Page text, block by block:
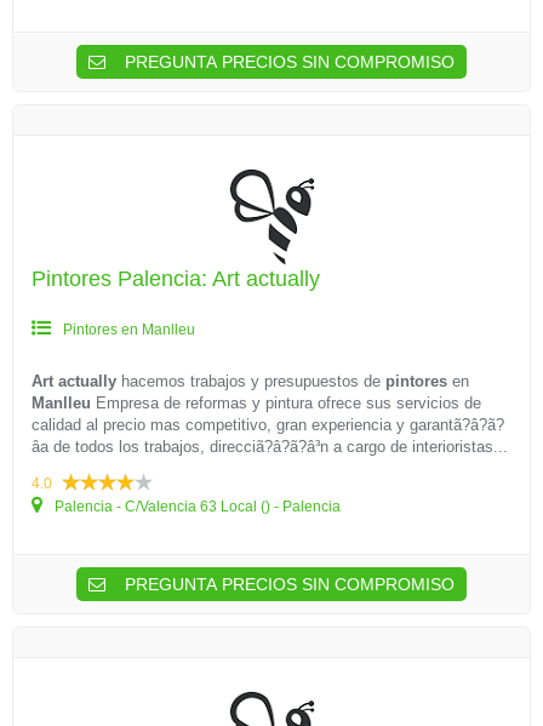
PREGUNTA PRECIOS SIN COMPROMISO
Pintores Palencia: Art actually
Pintores en Manlleu
Art actually hacemos trabajos y presupuestos de pintores en
Manlleu Empresa de reformas y pintura ofrece sus servicios de
calidad al precio mas competitivo, gran experiencia y garantã?â?ã?
â­a de todos los trabajos, direcciã?â?ã?â³n a cargo de interioristas...
4.0
Palencia - C/Valencia 63 Local () - Palencia
PREGUNTA PRECIOS SIN COMPROMISO